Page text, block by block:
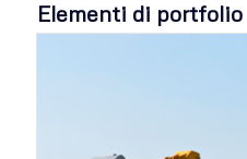
Elementi di portfolio